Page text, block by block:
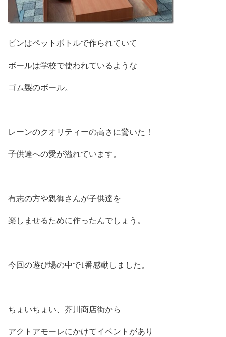
ピンはペットボトルで作られていて
ボールは学校で使われているような
ゴム製のボール。
レーンのクオリティーの高さに驚いた！
子供達への愛が溢れています。
有志の方や親御さんが子供達を
楽しませるために作ったんでしょう。
今回の遊び場の中で1番感動しました。
ちょいちょい、芥川商店街から
アクトアモーレにかけてイベントがあり